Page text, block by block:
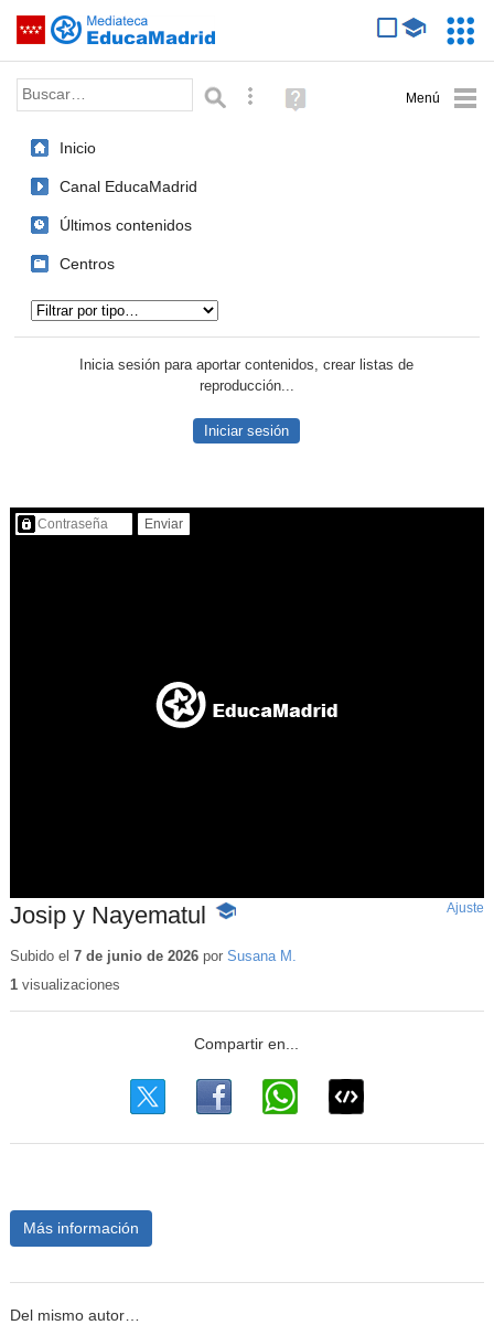
Saltar navegación
Palabra o frase: Búsqueda avanzada
Ayuda
(en
Inicio
Canal EducaMadrid
Últimos contenidos
Centros
Inicia sesión para aportar contenidos, crear listas de
reproducción...
Iniciar sesión
Contenido protegido…
Josip y Nayematul
-
educativo
Ajuste
Subido el 7 de junio de 2026por Susana M.
1visualizaciones
Más información
Del mismo autor…